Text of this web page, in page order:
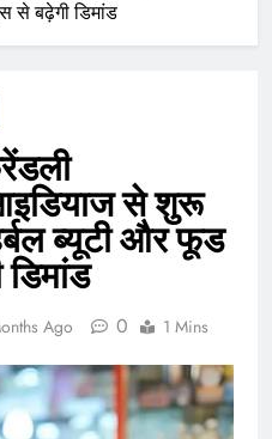
से बढ़ेगी डिमांड
से शुरू
ब्‍यूटी और फूड
Ago 0 1 Mins